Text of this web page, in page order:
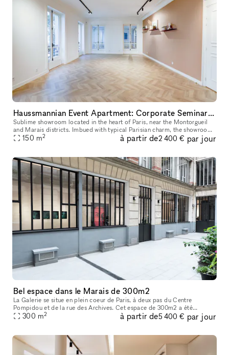
Haussmannian Event Apartment: Corporate Seminars, Conferences, Showrooms...
Sublime showroom located in the heart of Paris, near the Montorgueil
and Marais districts. Imbued with typical Parisian charm, the showroom
offers an incomparable showcase. You can rent it to highlig
150 m2 à partir de2 400 € par jour
Bel espace dans le Marais de 300m2
La Galerie se situe en plein coeur de Paris, à deux pas du Centre
Pompidou et de la rue des Archives. Cet espace de 300m2 a été
entièrement rénové en 2022 afin d’acceuillir un nouvel espace d’exposit
300 m2 à partir de5 400 € par jour